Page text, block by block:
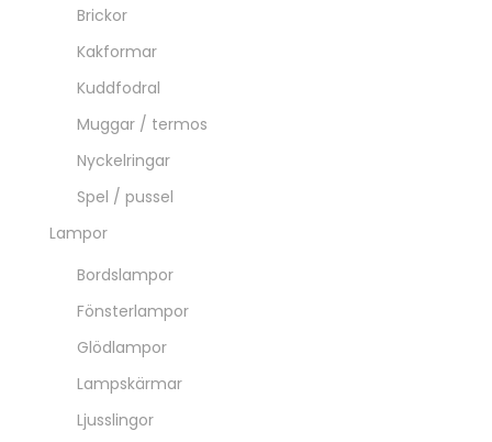
Brickor
Kakformar
Kuddfodral
Muggar / termos
Nyckelringar
Spel / pussel
Lampor
Bordslampor
Fönsterlampor
Glödlampor
Lampskärmar
Ljusslingor